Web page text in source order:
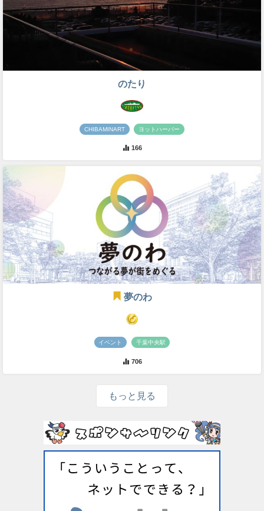
のたり
CHIBAMINART ヨットハーバー
166
夢のわ
イベント 千葉中央駅
706
もっと見る